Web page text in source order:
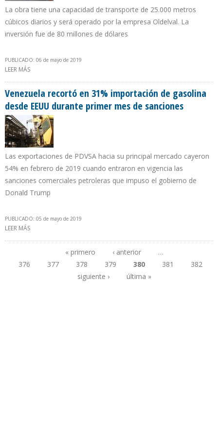
La obra tiene una capacidad de transporte de 25.000 metros
cúbicos diarios y será operado por la empresa Oldelval. La
inversión fue de 80 millones de dólares
PUBLICADO: 06 de mayo de 2019
LEER MÁS
Venezuela recortó en 31% importación de gasolina
desde EEUU durante primer mes de sanciones
Las exportaciones de PDVSA hacia su principal mercado cayeron
54% en febrero de 2019 cuando entraron en vigencia las
sanciones comerciales petroleras que impuso el gobierno de
Donald Trump
PUBLICADO: 05 de mayo de 2019
LEER MÁS
Páginas
« primero ‹ anterior
…
376
377 378 379 380 381
382
siguiente ›
última »